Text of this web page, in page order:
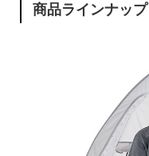
商品ラインナップ